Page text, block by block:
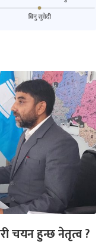
चयन हुन्छ नेतृत्व ?